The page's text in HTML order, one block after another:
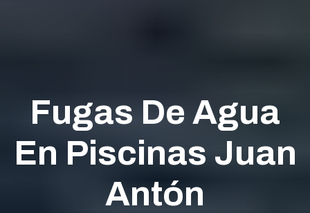
Fugas De Agua
En Piscinas Juan
Antón